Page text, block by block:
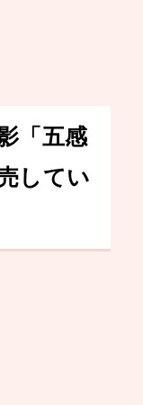
「五感
してい